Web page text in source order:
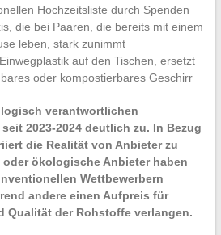
Hochzeitsliste durch Spenden
die bei Paaren, die bereits mit einem
leben, stark zunimmt
auf den Tischen, ersetzt
oder kompostierbares Geschirr
verantwortlichen
seit 2023-2024 deutlich zu. In Bezug
die Realität von Anbieter zu
ökologische Anbieter haben
Wettbewerbern
andere einen Aufpreis für
Qualität der Rohstoffe verlangen.